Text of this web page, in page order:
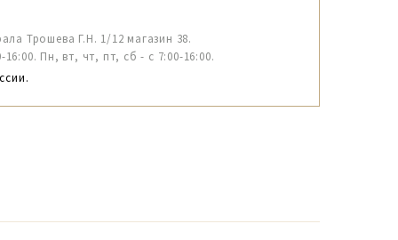
Трошева Г.Н. 1/12 магазин 38.
16:00. Пн, вт, чт, пт, сб - с 7:00-16:00.